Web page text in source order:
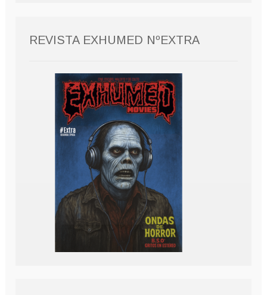
REVISTA EXHUMED NºEXTRA